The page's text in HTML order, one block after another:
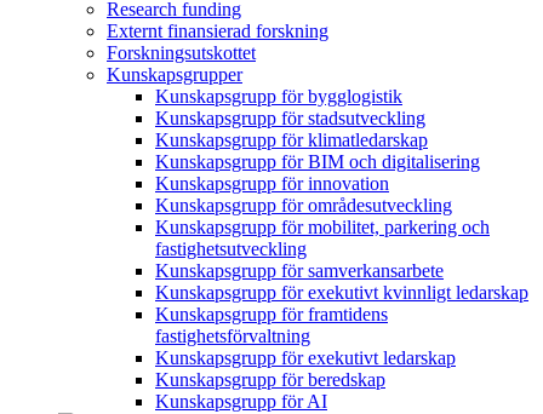
Research funding
Externt finansierad forskning
Forskningsutskottet
Kunskapsgrupper
Kunskapsgrupp för bygglogistik
Kunskapsgrupp för stadsutveckling
Kunskapsgrupp för klimatledarskap
Kunskapsgrupp för BIM och digitalisering
Kunskapsgrupp för innovation
Kunskapsgrupp för områdesutveckling
Kunskapsgrupp för mobilitet, parkering och
fastighetsutveckling
Kunskapsgrupp för samverkansarbete
Kunskapsgrupp för exekutivt kvinnligt ledarskap
Kunskapsgrupp för framtidens
fastighetsförvaltning
Kunskapsgrupp för exekutivt ledarskap
Kunskapsgrupp för beredskap
Kunskapsgrupp för AI